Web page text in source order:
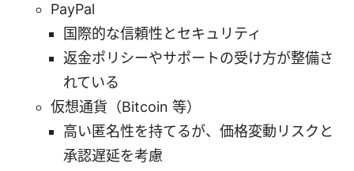
PayPal
国際的な信頼性とセキュリティ
返金ポリシーやサポートの受け方が整備さ
れている
仮想通貨（Bitcoin 等）
高い匿名性を持てるが、価格変動リスクと
承認遅延を考慮